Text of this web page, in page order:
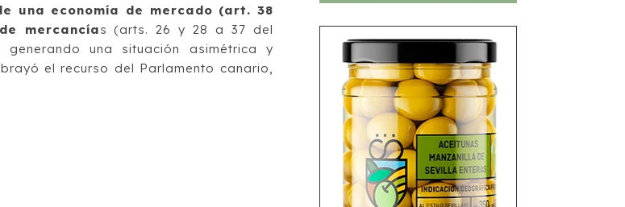
una economía de mercado (art. 38
mercancías (arts. 26 y 28 a 37 del
una situación asimétrica y
el recurso del Parlamento canario,